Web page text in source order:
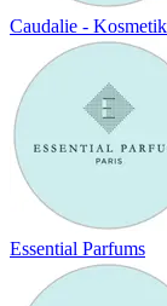
Caudalie -
Essential Parfums